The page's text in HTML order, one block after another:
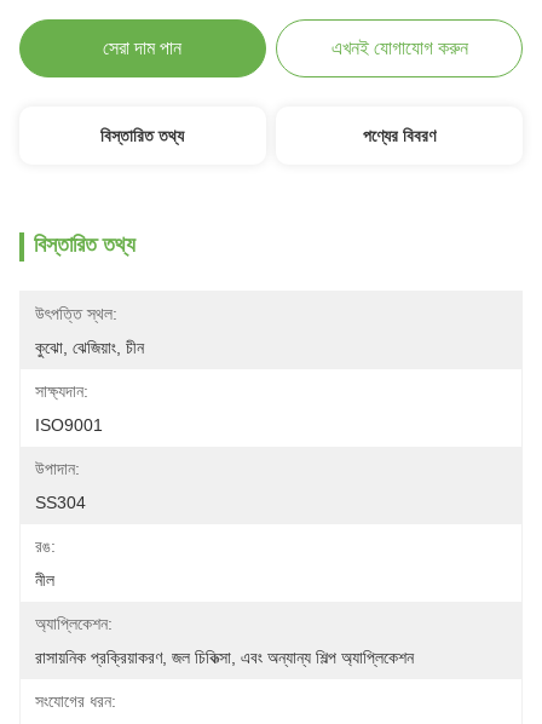
সেরা দাম পান এখনই যোগাযোগ করুন
বিস্তারিত তথ্য পণ্যের বিবরণ
বিস্তারিত তথ্য
উৎপত্তি স্থল:
কুঝো, ঝেজিয়াং, চীন
সাক্ষ্যদান:
ISO9001
উপাদান:
SS304
রঙ:
নীল
অ্যাপ্লিকেশন:
রাসায়নিক প্রক্রিয়াকরণ, জল চিকিত্সা, এবং অন্যান্য শিল্প অ্যাপ্লিকেশন
সংযোগের ধরন: